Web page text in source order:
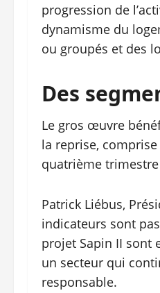
progression de
dynamisme du
ou groupés et des
Des
Le gros œuvre
la reprise,
quatrième trimestre
Patrick Liébus,
indicateurs sont
projet Sapin II sont
un secteur qui
responsable.